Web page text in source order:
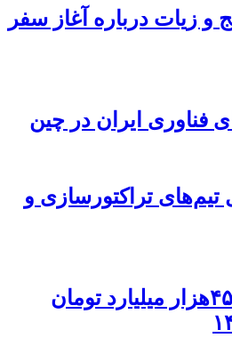
و زیات درباره آغاز سفر
فناوری ایران در چین
تیم‌های تراکتورسازی و
پیش بینی وصول ۴۵۰هزار میلیارد تومان